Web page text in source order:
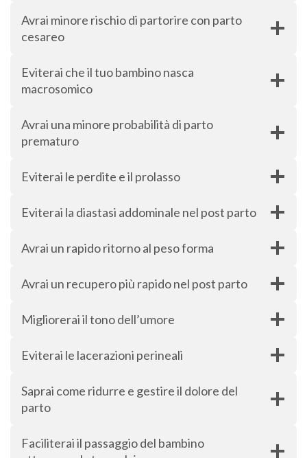
Avrai minore rischio di partorire con parto
cesareo
Eviterai che il tuo bambino nasca
macrosomico
Avrai una minore probabilità di parto
prematuro
Eviterai le perdite e il prolasso
Eviterai la diastasi addominale nel post parto
Avrai un rapido ritorno al peso forma
Avrai un recupero più rapido nel post parto
Migliorerai il tono dell’umore
Eviterai le lacerazioni perineali
Saprai come ridurre e gestire il dolore del
parto
Faciliterai il passaggio del bambino